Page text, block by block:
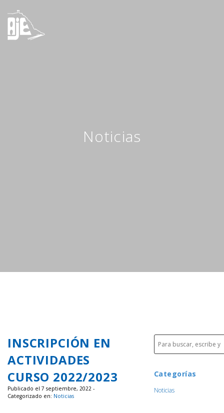
Noticias
INSCRIPCIÓN EN
ACTIVIDADES
CURSO 2022/2023
Publicado el 7 septiembre, 2022 -
Categorizado en: Noticias
Categorías
Noticias